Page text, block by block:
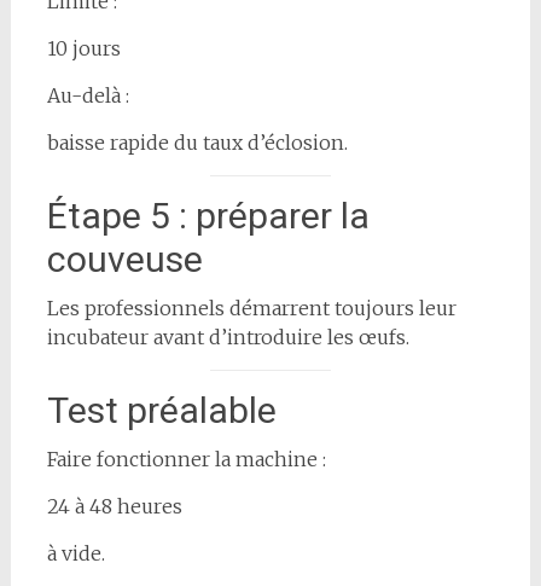
10 jours
Au-delà :
baisse rapide du taux d’éclosion.
Étape 5 : préparer la
couveuse
Les professionnels démarrent toujours leur
incubateur avant d’introduire les œufs.
Test préalable
Faire fonctionner la machine :
24 à 48 heures
à vide.